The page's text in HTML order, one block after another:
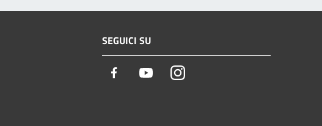
SEGUICI SU
Facebook YoutubeInstagram